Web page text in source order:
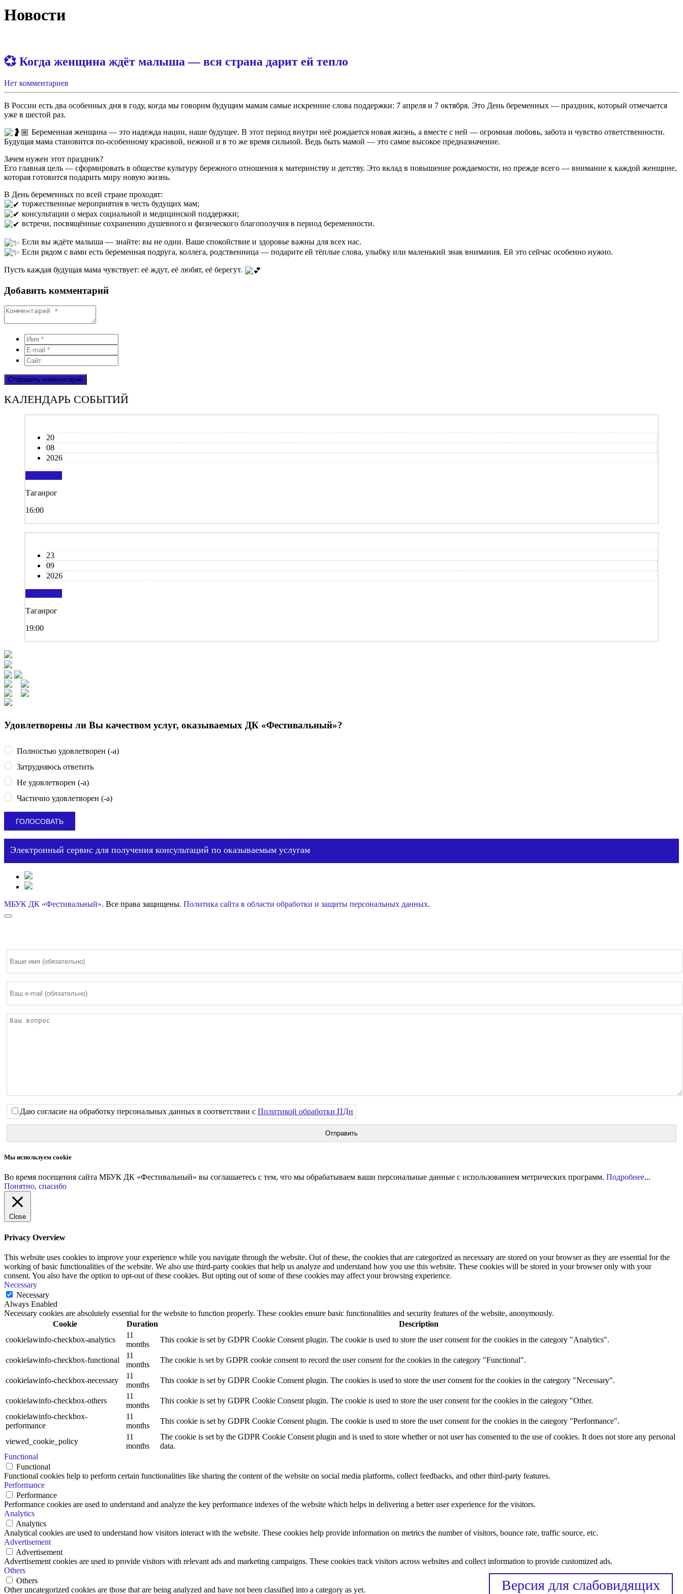
Новости
💞 Когда женщина ждёт малыша — вся страна дарит ей тепло
Нет комментариев
В России есть два особенных дня в году, когда мы говорим будущим мамам самые искренние слова поддержки: 7 апреля и 7 октября. Это День беременных — праздник, который отмечается
уже в шестой раз.
Беременная женщина — это надежда нации, наше будущее. В этот период внутри неё рождается новая жизнь, а вместе с ней — огромная любовь, забота и чувство ответственности.
Будущая мама становится по-особенному красивой, нежной и в то же время сильной. Ведь быть мамой — это самое высокое предназначение.
Зачем нужен этот праздник?
Его главная цель — сформировать в обществе культуру бережного отношения к материнству и детству. Это вклад в повышение рождаемости, но прежде всего — внимание к каждой женщине,
которая готовится подарить миру новую жизнь.
В День беременных по всей стране проходят:
торжественные мероприятия в честь будущих мам;
консультации о мерах социальной и медицинской поддержки;
встречи, посвящённые сохранению душевного и физического благополучия в период беременности.
Если вы ждёте малыша — знайте: вы не одни. Ваше спокойствие и здоровье важны для всех нас.
Если рядом с вами есть беременная подруга, коллега, родственница — подарите ей тёплые слова, улыбку или маленький знак внимания. Ей это сейчас особенно нужно.
Пусть каждая будущая мама чувствует: её ждут, её любят, её берегут.
Добавить комментарий
КАЛЕНДАРЬ СОБЫТИЙ
20
08
2026
Таганрог
16:00
23
09
2026
Таганрог
19:00
Удовлетворены ли Вы качеством услуг, оказываемых ДК «Фестивальный»?
Полностью удовлетворен (-а)
Затрудняюсь ответить
Не удовлетворен (-а)
Частично удовлетворен (-а)
Электронный сервис для получения консультаций по оказываемым услугам
МБУК ДК «Фестивальный». Все права защищены.
Версия для слабовидящих
Политика сайта в области обработки и защиты персональных данных.
Даю согласие на обработку персональных данных в соответствии с Политикой обработки ПДн
Мы используем cookie
Во время посещения сайта МБУК ДК «Фестивальный» вы соглашаетесь с тем, что мы обрабатываем ваши персональные данные с использованием метрических программ. Подробнее...
Понятно, спасибо
Close
Privacy Overview
This website uses cookies to improve your experience while you navigate through the website. Out of these, the cookies that are categorized as necessary are stored on your browser as they are essential for the
working of basic functionalities of the website. We also use third-party cookies that help us analyze and understand how you use this website. These cookies will be stored in your browser only with your
consent. You also have the option to opt-out of these cookies. But opting out of some of these cookies may affect your browsing experience.
Necessary
Necessary
Always Enabled
Necessary cookies are absolutely essential for the website to function properly. These cookies ensure basic functionalities and security features of the website, anonymously.
Cookie
Duration
Description
cookielawinfo-checkbox-analytics
11
months
This cookie is set by GDPR Cookie Consent plugin. The cookie is used to store the user consent for the cookies in the category "Analytics".
cookielawinfo-checkbox-functional
11
months
The cookie is set by GDPR cookie consent to record the user consent for the cookies in the category "Functional".
cookielawinfo-checkbox-necessary
11
months
This cookie is set by GDPR Cookie Consent plugin. The cookies is used to store the user consent for the cookies in the category "Necessary".
cookielawinfo-checkbox-others
11
months
This cookie is set by GDPR Cookie Consent plugin. The cookie is used to store the user consent for the cookies in the category "Other.
cookielawinfo-checkbox-
performance
11
months
This cookie is set by GDPR Cookie Consent plugin. The cookie is used to store the user consent for the cookies in the category "Performance".
viewed_cookie_policy
11
months
The cookie is set by the GDPR Cookie Consent plugin and is used to store whether or not user has consented to the use of cookies. It does not store any personal
data.
Functional
Functional
Functional cookies help to perform certain functionalities like sharing the content of the website on social media platforms, collect feedbacks, and other third-party features.
Performance
Performance
Performance cookies are used to understand and analyze the key performance indexes of the website which helps in delivering a better user experience for the visitors.
Analytics
Analytics
Analytical cookies are used to understand how visitors interact with the website. These cookies help provide information on metrics the number of visitors, bounce rate, traffic source, etc.
Advertisement
Advertisement
Advertisement cookies are used to provide visitors with relevant ads and marketing campaigns. These cookies track visitors across websites and collect information to provide customized ads.
Others
Others
Other uncategorized cookies are those that are being analyzed and have not been classified into a category as yet.